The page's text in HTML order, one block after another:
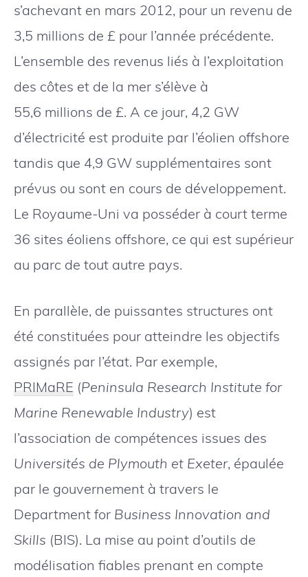
s’achevant en mars 2012, pour un revenu de
3,5 millions de £ pour l’année précédente.
L’ensemble des revenus liés à l’exploitation
des côtes et de la mer s’élève à
55,6 millions de £. A ce jour, 4,2 GW
d’électricité est produite par l’éolien offshore
tandis que 4,9 GW supplémentaires sont
prévus ou sont en cours de développement.
Le Royaume-Uni va posséder à court terme
36 sites éoliens offshore, ce qui est supérieur
au parc de tout autre pays.
En parallèle, de puissantes structures ont
été constituées pour atteindre les objectifs
assignés par l’état. Par exemple,
PRIMaRE (Peninsula Research Institute for
Marine Renewable Industry) est
l’association de compétences issues des
Universités de Plymouth et Exeter, épaulée
par le gouvernement à travers le
Department for Business Innovation and
Skills (BIS). La mise au point d’outils de
modélisation fiables prenant en compte